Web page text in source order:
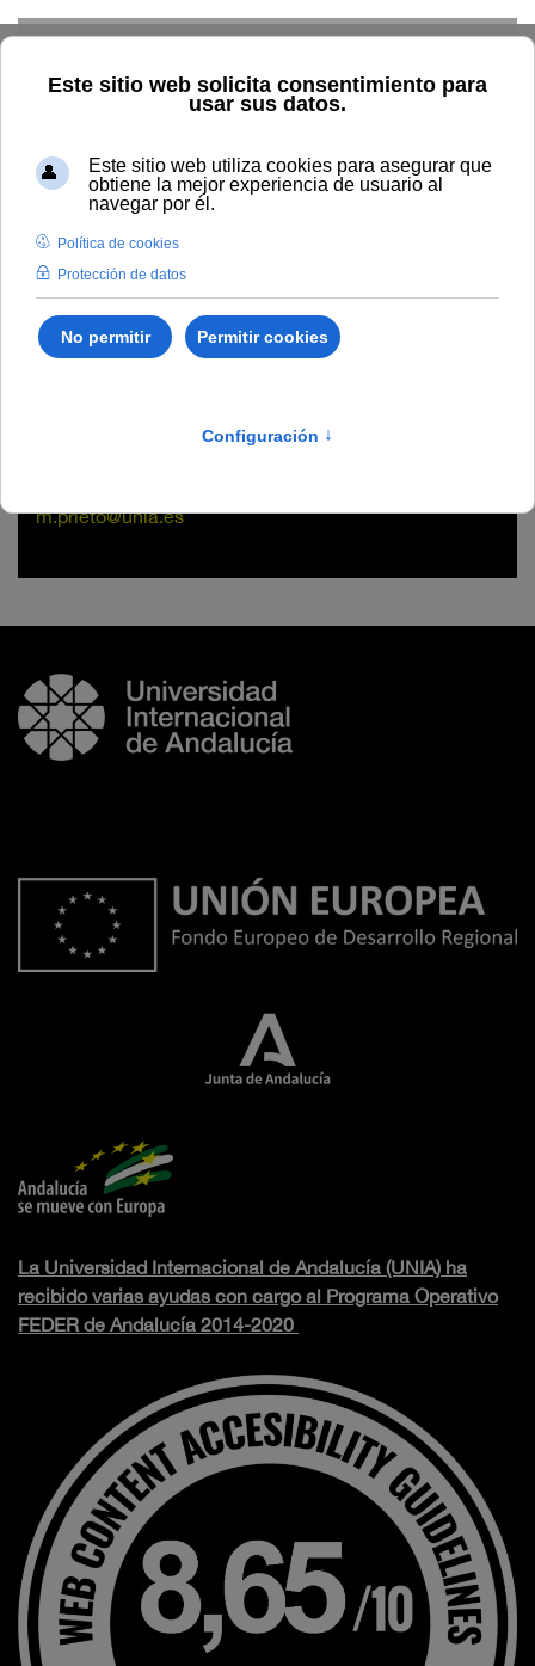
Home La UNIA Directorio
Área de Cooperación
Mercedes Prieto Casa
Mercedes Prieto Casa
m.prieto@unia.es
La Universidad Internacional de Andalucía (UNIA) ha
recibido varias ayudas con cargo al Programa Operativo
FEDER de Andalucía 2014-2020